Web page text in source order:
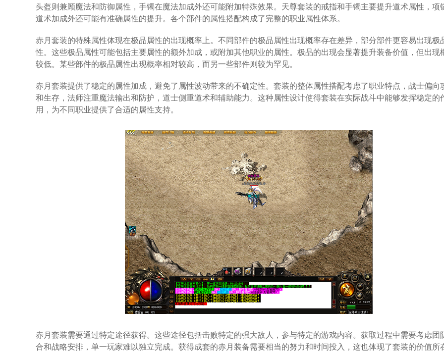
头盔则兼顾魔法和防御属性，手镯在魔法加成外还可能附加特殊效果。天尊套装的戒指和手镯主要提升道术属性，项
道术加成外还可能有准确属性的提升。各个部件的属性搭配构成了完整的职业属性体系。
赤月套装的特殊属性体现在极品属性的出现概率上。不同部件的极品属性出现概率存在差异，部分部件更容易出现极
性。这些极品属性可能包括主要属性的额外加成，或附加其他职业的属性。极品的出现会显著提升装备价值，但出现
较低。某些部件的极品属性出现概率相对较高，而另一些部件则较为罕见。
赤月套装提供了稳定的属性加成，避免了属性波动带来的不确定性。套装的整体属性搭配考虑了职业特点，战士偏向
和生存，法师注重魔法输出和防护，道士侧重道术和辅助能力。这种属性设计使得套装在实际战斗中能够发挥稳定的
用，为不同职业提供了合适的属性支持。
赤月套装需要通过特定途径获得。这些途径包括击败特定的强大敌人，参与特定的游戏内容。获取过程中需要考虑团
合和战略安排，单一玩家难以独立完成。获得成套的赤月装备需要相当的努力和时间投入，这也体现了套装的价值所